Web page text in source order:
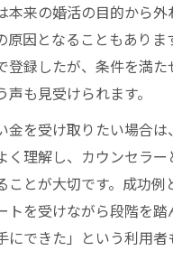
本来の婚活の目的から外
原因となることもありま
登録したが、条件を満
も見受けられます。
金を受け取りたい場合は
く理解し、カウンセラー
ことが大切です。成功例
トを受けながら段階を踏
できた」という利用者